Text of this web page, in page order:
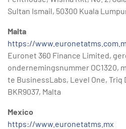
Sultan Ismail, 50300 Kuala
Malta
https://
Euronet 360 Finance Limited,
ondernemingsnummer OC1320,
te BusinessLabs, Level One, Triq
BKR9037, Malta
Mexico
https://www.euronetatms.mx